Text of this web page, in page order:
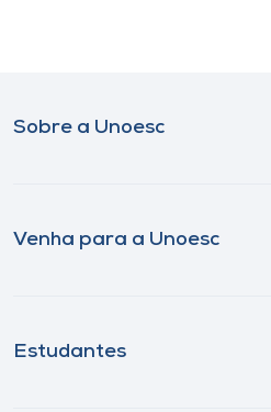
Sobre a Unoesc
Venha para a Unoesc
Estudantes